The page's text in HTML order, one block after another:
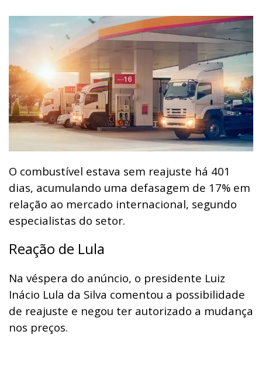
O combustível estava sem reajuste há 401
dias, acumulando uma defasagem de 17% em
relação ao mercado internacional, segundo
especialistas do setor.
Reação de Lula
Na véspera do anúncio, o presidente Luiz
Inácio Lula da Silva comentou a possibilidade
de reajuste e negou ter autorizado a mudança
nos preços.